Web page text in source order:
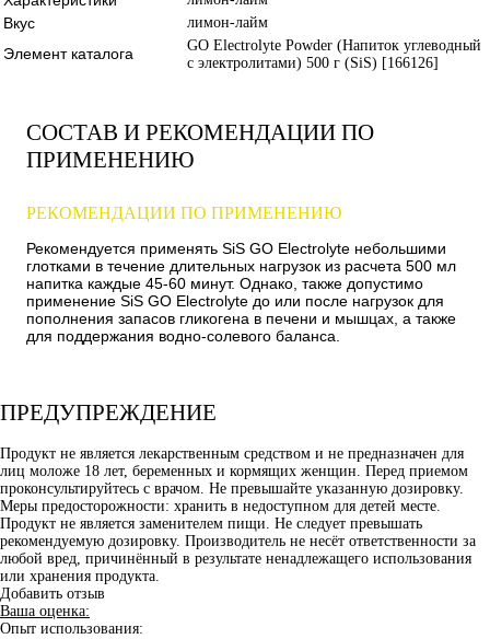
Вкус лимон-лайм
Элемент каталога
GO Electrolyte Powder (Напиток углеводный
с электролитами) 500 г (SiS) [166126]
СОСТАВ И РЕКОМЕНДАЦИИ ПО
ПРИМЕНЕНИЮ
РЕКОМЕНДАЦИИ ПО ПРИМЕНЕНИЮ
Рекомендуется применять SiS GO Electrolyte небольшими
глотками в течение длительных нагрузок из расчета 500 мл
напитка каждые 45-60 минут. Однако, также допустимо
применение SiS GO Electrolyte до или после нагрузок для
пополнения запасов гликогена в печени и мышцах, а также
для поддержания водно-солевого баланса.
ПРЕДУПРЕЖДЕНИЕ
Продукт не является лекарственным средством и не предназначен для
лиц моложе 18 лет, беременных и кормящих женщин. Перед приемом
проконсультируйтесь с врачом. Не превышайте указанную дозировку.
Меры предосторожности: хранить в недоступном для детей месте.
Продукт не является заменителем пищи. Не следует превышать
рекомендуемую дозировку. Производитель не несёт ответственности за
любой вред, причинённый в результате ненадлежащего использования
или хранения продукта.
Добавить отзыв
Ваша оценка:
Опыт использования: